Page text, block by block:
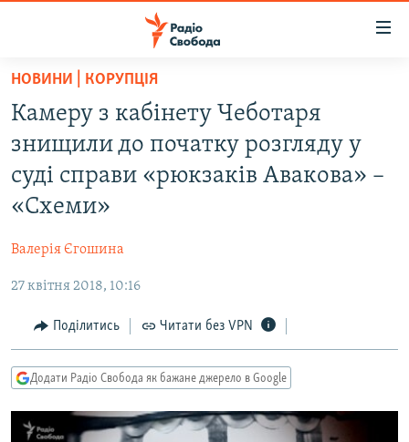
Перейти
основного
матеріалу
Перейти
до
основної
Перейти
до
РАДІО СВОБОДА – 70 РОКІВ
ВСЕ ЗА ДОБУ
СТАТТІ
ПОЛІТИКА
СУСПІЛЬСТВО
КУЛЬТУРА
СПОРТ
СВІТ
ВІЙНА
ДОНБАС.РЕАЛІЇ
КРИМ.РЕАЛІЇ
ТИ ЯК?
КИТАЙ.ВИКЛИКИ
МУЛЬТИМЕДІА
НОВИНИ | КОРУПЦІЯ
Камеру з кабінету Чеботаря
знищили до початку розгляду у
суді справи «рюкзаків Авакова» –
«Схеми»
Валерія Єгошина
27 квітня 2018, 10:16
Поділитись Читати без VPN
Додати Радіо Свобода як бажане джерело в Google